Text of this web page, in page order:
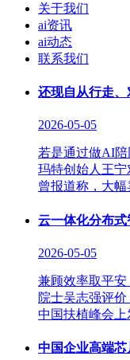
关于我们
ai资讯
ai动态
联系我们
还现自从行走
2026-05-05
若是通过做AI
玛特创始人王
曾报道称，大
云一体化分布式
2026-05-05
兼顾效率取平
院士吴志强评
中国扶植峰会
中国企业高端芯